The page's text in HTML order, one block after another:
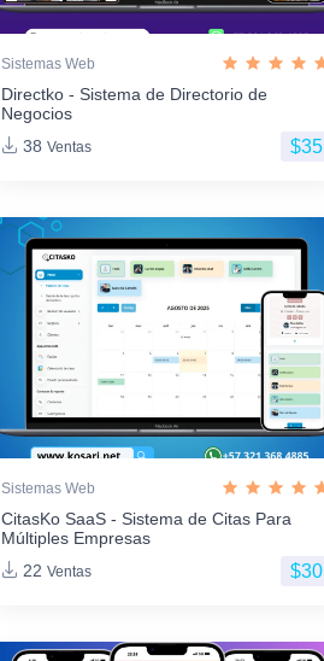
Sistemas Web
Directko - Sistema de Directorio de
Negocios
38 Ventas $35
Sistemas Web
CitasKo SaaS - Sistema de Citas Para
Múltiples Empresas
22 Ventas $30